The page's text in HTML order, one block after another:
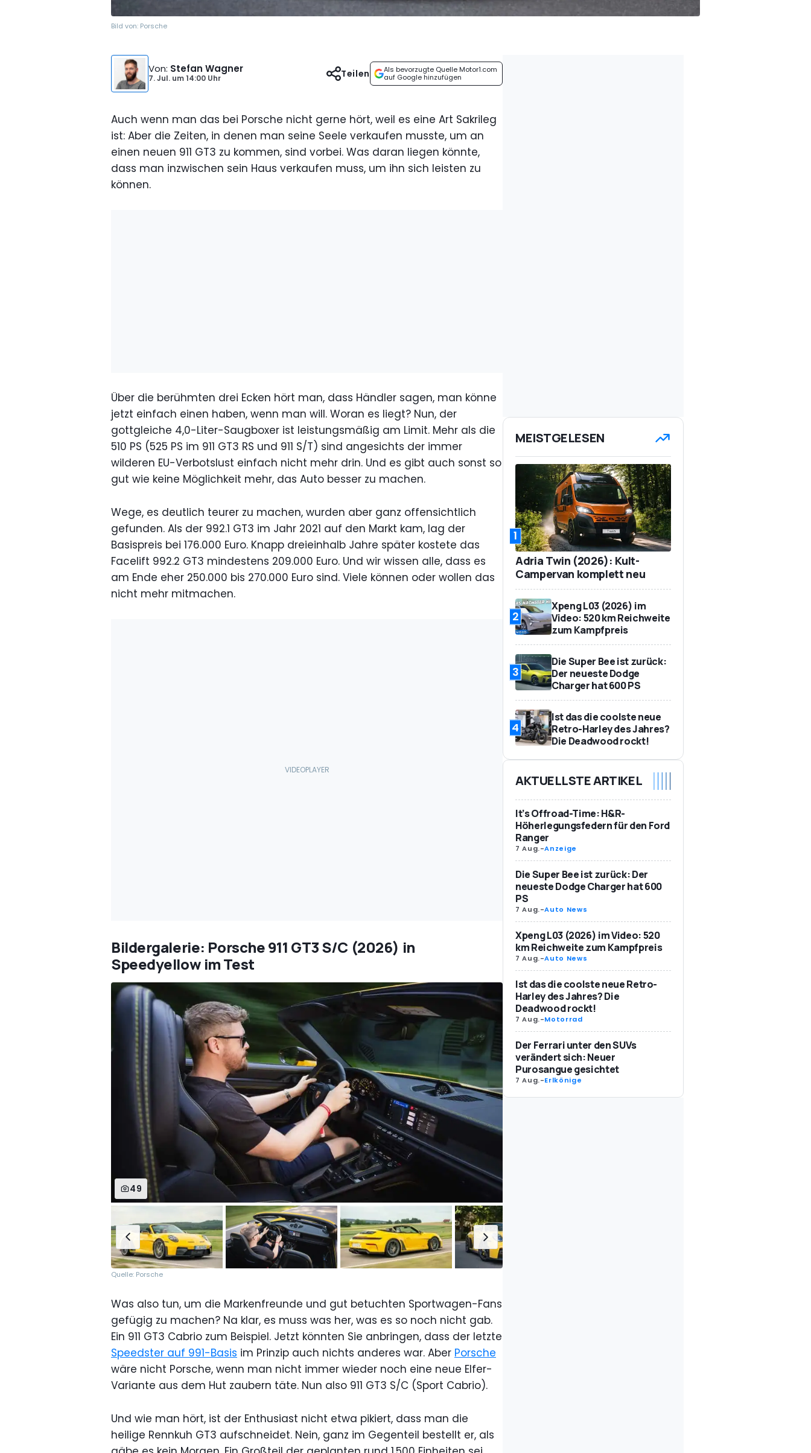
Bild von: Porsche
Von: Stefan Wagner
7. Jul. um14:00 Uhr
Als bevorzugte Quelle Motor1.com
auf Google hinzufügen
Teilen
Auch wenn man das bei Porsche nicht gerne hört, weil es eine Art Sakrileg
ist: Aber die Zeiten, in denen man seine Seele verkaufen musste, um an
einen neuen 911 GT3 zu kommen, sind vorbei. Was daran liegen könnte,
dass man inzwischen sein Haus verkaufen muss, um ihn sich leisten zu
können.
Über die berühmten drei Ecken hört man, dass Händler sagen, man könne
jetzt einfach einen haben, wenn man will. Woran es liegt? Nun, der
gottgleiche 4,0-Liter-Saugboxer ist leistungsmäßig am Limit. Mehr als die
510 PS (525 PS im 911 GT3 RS und 911 S/T) sind angesichts der immer
wilderen EU-Verbotslust einfach nicht mehr drin. Und es gibt auch sonst so
gut wie keine Möglichkeit mehr, das Auto besser zu machen.
Wege, es deutlich teurer zu machen, wurden aber ganz offensichtlich
gefunden. Als der 992.1 GT3 im Jahr 2021 auf den Markt kam, lag der
Basispreis bei 176.000 Euro. Knapp dreieinhalb Jahre später kostete das
Facelift 992.2 GT3 mindestens 209.000 Euro. Und wir wissen alle, dass es
am Ende eher 250.000 bis 270.000 Euro sind. Viele können oder wollen das
nicht mehr mitmachen.
Bildergalerie: Porsche 911 GT3 S/C (2026) in
Speedyellow im Test
49
Quelle: Porsche
Was also tun, um die Markenfreunde und gut betuchten Sportwagen-Fans
gefügig zu machen? Na klar, es muss was her, was es so noch nicht gab.
Ein 911 GT3 Cabrio zum Beispiel. Jetzt könnten Sie anbringen, dass der letzte
Speedster auf 991-Basis im Prinzip auch nichts anderes war. Aber Porsche
wäre nicht Porsche, wenn man nicht immer wieder noch eine neue Elfer-
Variante aus dem Hut zaubern täte. Nun also 911 GT3 S/C (Sport Cabrio).
Und wie man hört, ist der Enthusiast nicht etwa pikiert, dass man die
heilige Rennkuh GT3 aufschneidet. Nein, ganz im Gegenteil bestellt er, als
MEISTGELESEN
1
Adria Twin (2026): Kult-
Campervan komplett neu
2
Xpeng L03 (2026) im
Video: 520 km Reichweite
zum Kampfpreis
3
Die Super Bee ist zurück:
Der neueste Dodge
Charger hat 600 PS
4
Ist das die coolste neue
Retro-Harley des Jahres?
Die Deadwood rockt!
AKTUELLSTE ARTIKEL
It’s Offroad-Time: H&R-
Höherlegungsfedern für den Ford
Ranger
7 Aug.-Anzeige
Die Super Bee ist zurück: Der
neueste Dodge Charger hat 600
PS
7 Aug.-Auto News
Xpeng L03 (2026) im Video: 520
km Reichweite zum Kampfpreis
7 Aug.-Auto News
Ist das die coolste neue Retro-
Harley des Jahres? Die
Deadwood rockt!
7 Aug.-Motorrad
Der Ferrari unter den SUVs
verändert sich: Neuer
Purosangue gesichtet
7 Aug.-Erlkönige